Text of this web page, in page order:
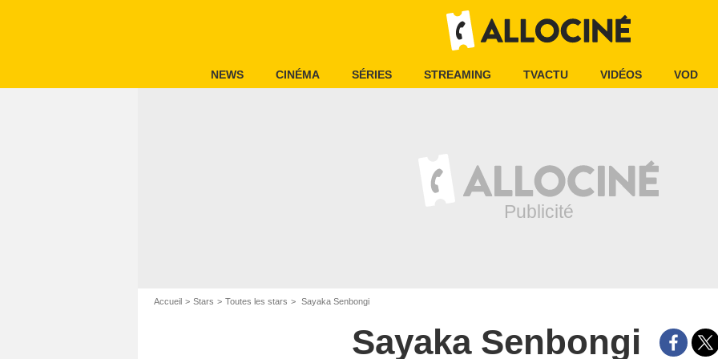
NEWS CINÉMA SÉRIES STREAMING TVACTU VIDÉOS VOD
Accueil Stars Toutes les stars Sayaka Senbongi
Sayaka Senbongi